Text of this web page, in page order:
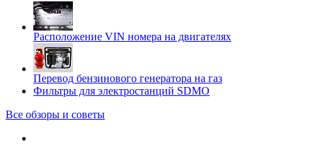
Расположение VIN номера на двигателях
Перевод бензинового генератора на газ
Фильтры для электростанций SDMO
Все обзоры и советы